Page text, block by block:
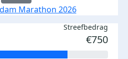
Marathon 2026
Streefbedrag
€750